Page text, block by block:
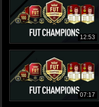
12:53
07:17